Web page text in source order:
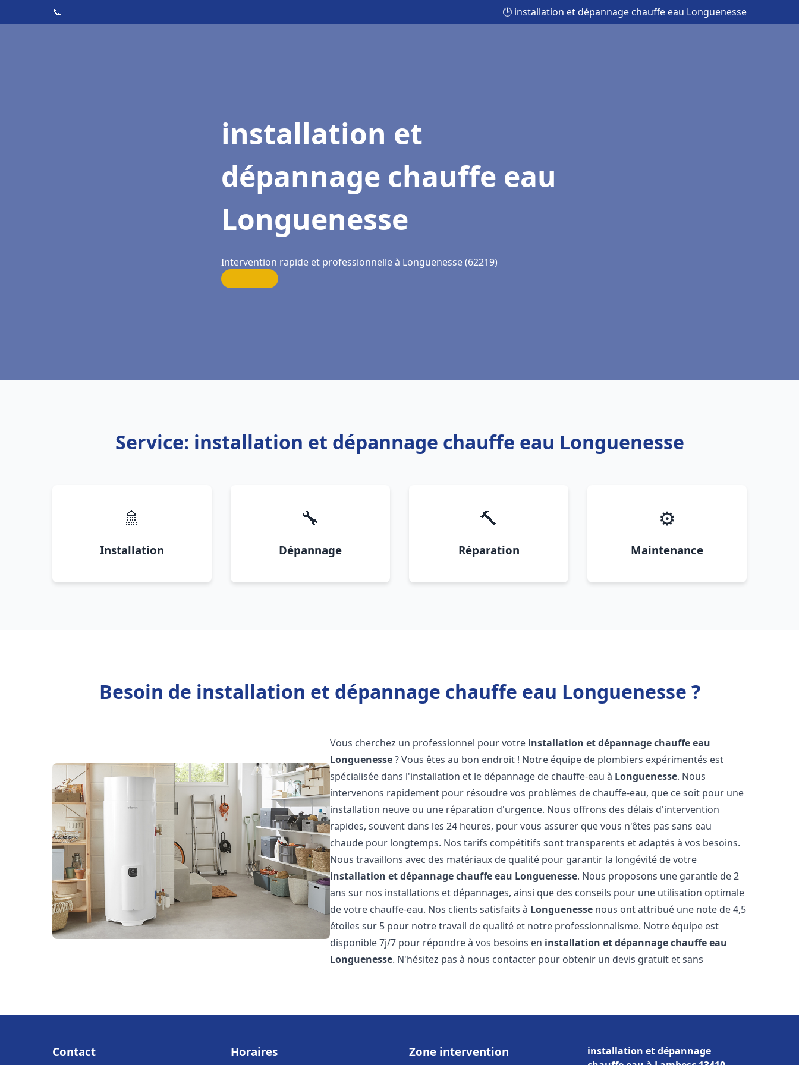
📞 🕒 installation et dépannage chauffe eau Longuenesse
installation et
dépannage chauffe eau
Longuenesse
Intervention rapide et professionnelle à Longuenesse (62219)
Service: installation et dépannage chauffe eau Longuenesse
🚿
Installation
🔧
Dépannage
🔨
Réparation
⚙️
Maintenance
Besoin de installation et dépannage chauffe eau Longuenesse ?
Vous cherchez un professionnel pour votre installation et dépannage chauffe eau
Longuenesse? Vous êtes au bon endroit ! Notre équipe de plombiers expérimentés est
spécialisée dans l'installation et le dépannage de chauffe-eau à Longuenesse. Nous
intervenons rapidement pour résoudre vos problèmes de chauffe-eau, que ce soit pour une
installation neuve ou une réparation d'urgence. Nous offrons des délais d'intervention
rapides, souvent dans les 24 heures, pour vous assurer que vous n'êtes pas sans eau
chaude pour longtemps. Nos tarifs compétitifs sont transparents et adaptés à vos besoins.
Nous travaillons avec des matériaux de qualité pour garantir la longévité de votre
installation et dépannage chauffe eau Longuenesse. Nous proposons une garantie de 2
ans sur nos installations et dépannages, ainsi que des conseils pour une utilisation optimale
de votre chauffe-eau. Nos clients satisfaits à Longuenesse nous ont attribué une note de 4,5
étoiles sur 5 pour notre travail de qualité et notre professionnalisme. Notre équipe est
disponible 7j/7 pour répondre à vos besoins en installation et dépannage chauffe eau
Longuenesse. N'hésitez pas à nous contacter pour obtenir un devis gratuit et sans
Contact Horaires Zone intervention
installation et dépannage